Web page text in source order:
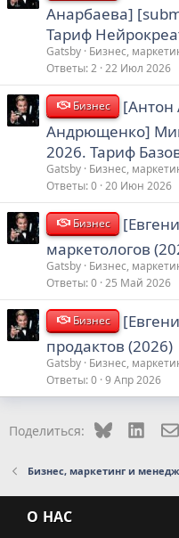
Анарбаева]
Тариф
Gatsby Бизнес,
Ответы 2 22 Июл 2026
Бизнес
[Антон
Андрющенко]
2026. Тариф
Gatsby Бизнес,
Ответы 0 20 Июн 2026
Бизнес
маркетологов
Gatsby Бизнес,
Ответы 0 25 Май 2026
Бизнес
продактов (2026)
Gatsby Бизнес,
Ответы 0 9 Апр 2026
Поделиться: Bluesky
Бизнес, маркетинг и
О НАС